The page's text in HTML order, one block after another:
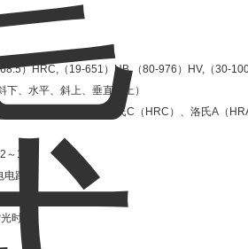
）HRC,（19-651）HB,（80-976）HV,（30-
、水平、斜上、垂直向上）
、洛氏B（HRB）、洛氏C（HRC）、洛氏A（
1）
路）
时）